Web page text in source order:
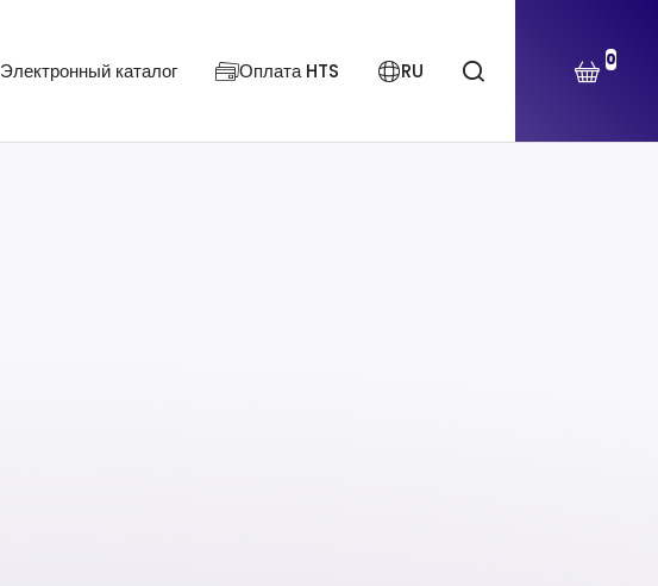
Электронный каталог Оплата HTS RU 0